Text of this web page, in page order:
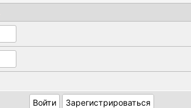
Зарегистрироваться